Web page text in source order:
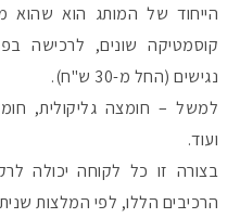
הייחוד של המותג הוא שהוא
קוסמטיקה שונים, לרכישה
נגישים (החל מ-30 ש"ח).
למשל – חומצה גליקולית,
ועוד.
בצורה זו כל לקוחה יכולה
הרכיבים הללו, לפי המלצות